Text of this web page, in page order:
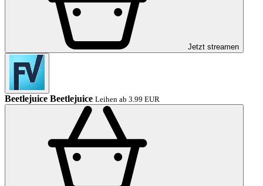
Jetzt streamen
Beetlejuice Beetlejuice Leihen ab 3.99 EUR